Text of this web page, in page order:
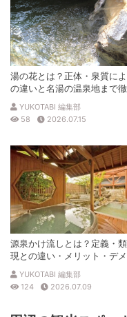
湯の花とは？正体・泉質に
の違いと名湯の温泉地まで
説
YUKOTABI 編集部
58
2026.07.15
源泉かけ流しとは？定義・
現との違い・メリット・デ
トを解説
YUKOTABI 編集部
124
2026.07.09